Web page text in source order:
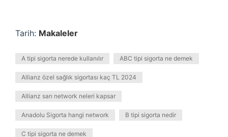
Tarih: Makaleler
A tipi sigorta nerede kullanılır ABC tipi sigorta ne demek
Allianz özel sağlık sigortası kaç TL 2024
Allianz sarı network neleri kapsar
Anadolu Sigorta hangi network B tipi sigorta nedir
C tipi sigorta ne demek